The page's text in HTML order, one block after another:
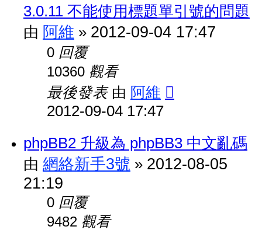
3.0.11 不能使用標題單引號的問題
由 阿維 » 2012-09-04 17:47
0 回覆
10360 觀看
最後發表 由 阿維
2012-09-04 17:47
phpBB2 升級為 phpBB3 中文亂碼
由 網絡新手3號 » 2012-08-05
21:19
0 回覆
9482 觀看